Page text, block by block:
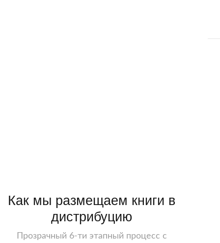
Как мы размещаем книги в
дистрибуцию
Прозрачный 6-ти этапный процесс с